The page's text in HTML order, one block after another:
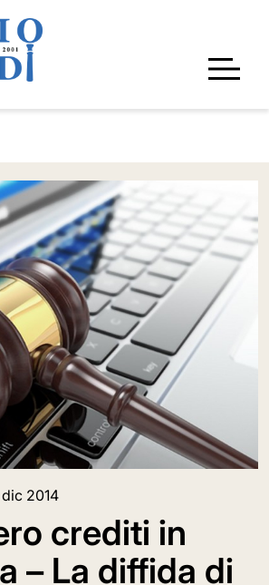
2014
crediti in
– La diffida di